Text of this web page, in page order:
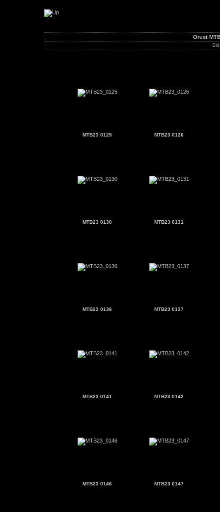
Orust
MTB23 0125 MTB23 0126
MTB23 0130 MTB23 0131
MTB23 0136 MTB23 0137
MTB23 0141 MTB23 0142
MTB23 0146 MTB23 0147